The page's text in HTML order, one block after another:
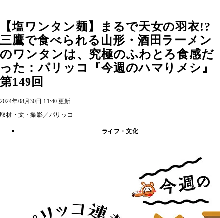
【塩ワンタン麺】まるで天女の羽衣!?
三鷹で食べられる山形・酒田ラーメン
のワンタンは、究極のふわとろ食感だ
った：パリッコ『今週のハマりメシ』
第149回
2024年08月30日 11:40 更新
取材・文・撮影／パリッコ
ライフ・文化